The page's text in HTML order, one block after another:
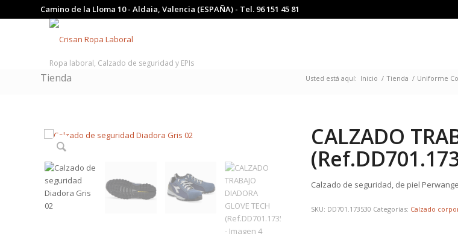
Camino de la Lloma 10 - Aldaia, Valencia (ESPAÑA) - Tel. 96 151 45 81
Ropa laboral, Calzado de seguridad y EPIs
Tienda Usted está aquí: Inicio / Tienda / Uniforme
CALZADO
Calzado de seguridad, de piel
SKU: DD701.173530 Categorías: Calzado